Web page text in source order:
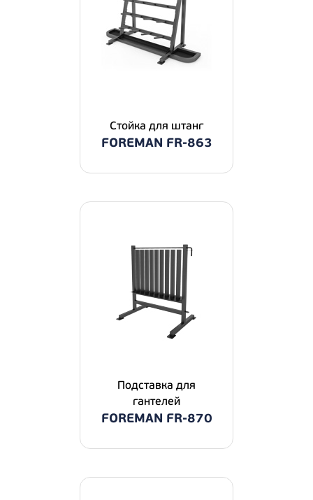
Стойка для штанг
FOREMAN FR-863
Подставка для
гантелей
FOREMAN FR-870